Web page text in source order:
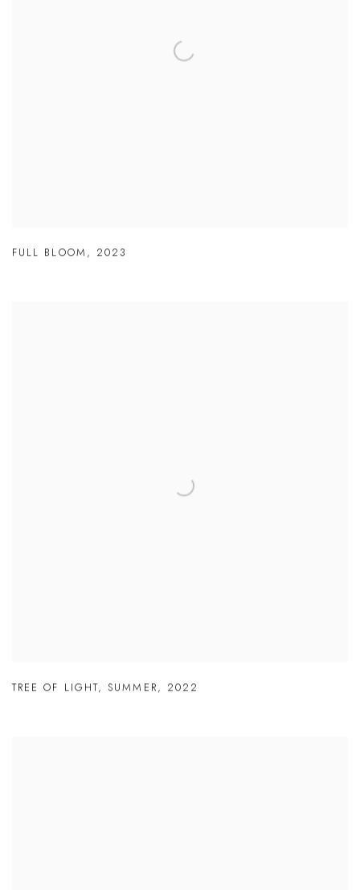
FULL BLOOM , 2023
TREE OF LIGHT, SUMMER, 2022